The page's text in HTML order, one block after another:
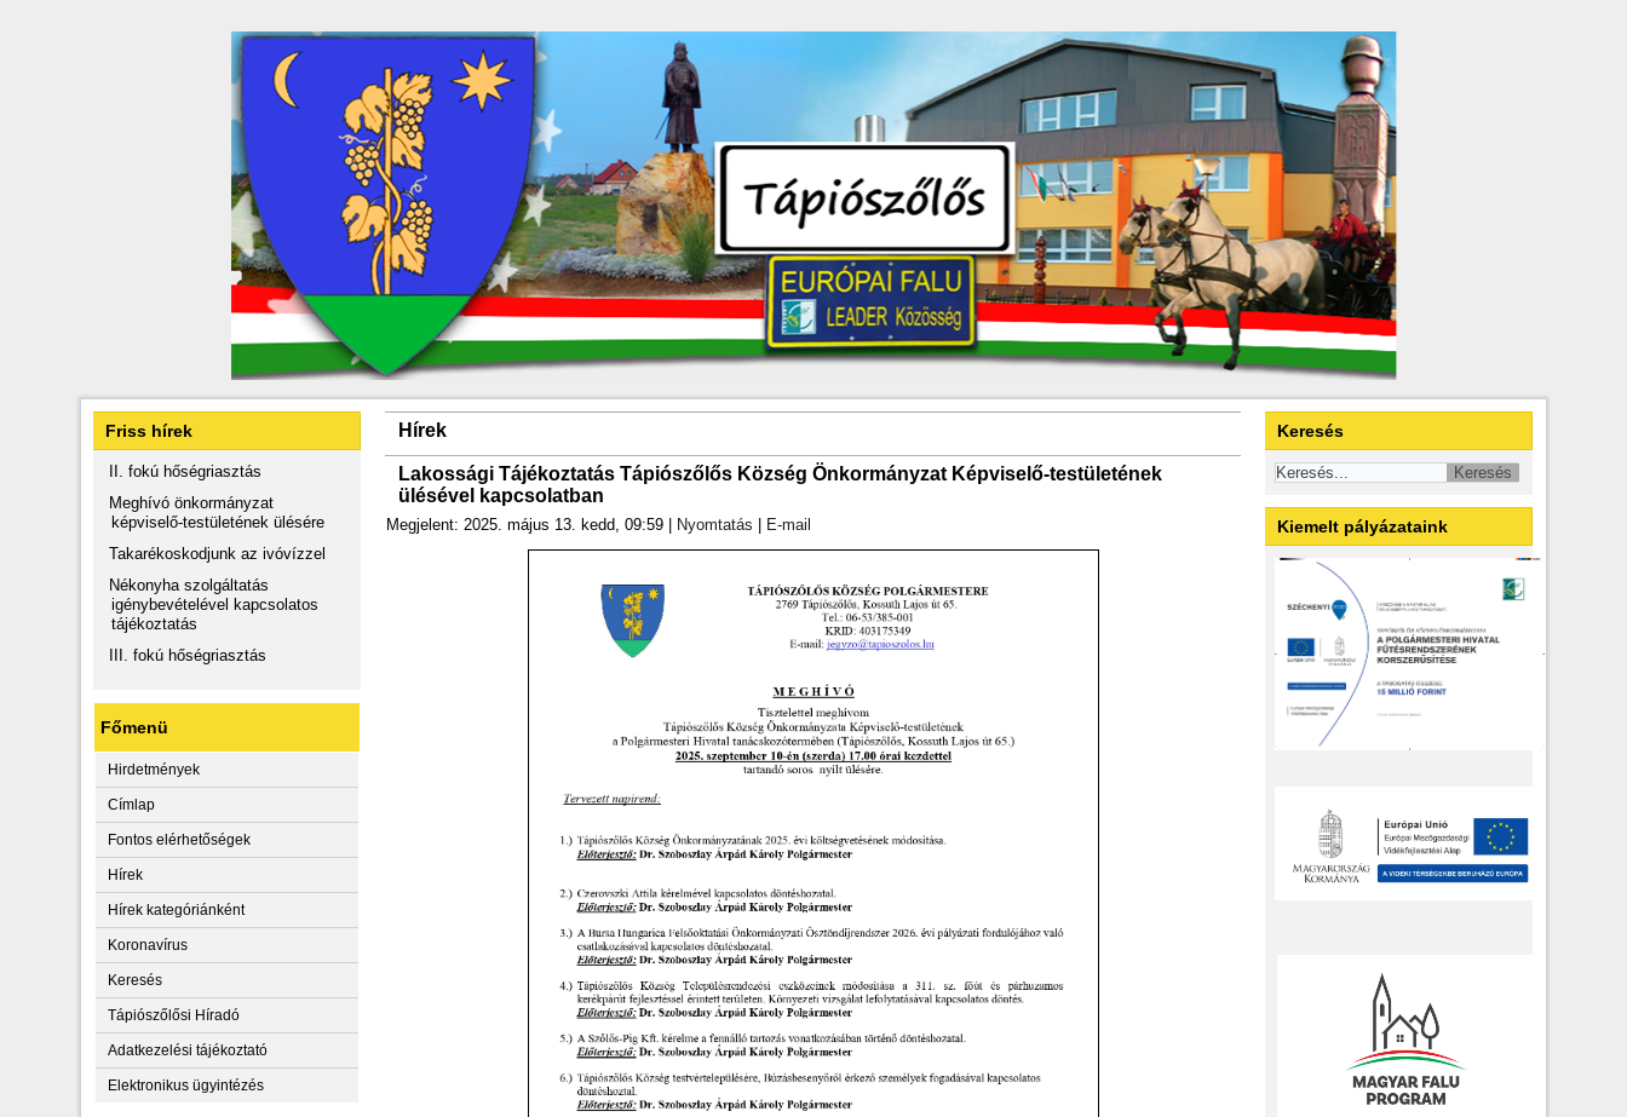
Friss hírek
II. fokú hőségriasztás
Meghívó önkormányzat
képviselő-testületének ülésére
Takarékoskodjunk az ivóvízzel
Nékonyha szolgáltatás
igénybevételével kapcsolatos
tájékoztatás
III. fokú hőségriasztás
Főmenü
Hirdetmények
Címlap
Fontos elérhetőségek
Hírek
Hírek kategóriánként
Koronavírus
Keresés
Tápiószőlősi Híradó
Adatkezelési tájékoztató
Elektronikus ügyintézés
Hírek
Lakossági Tájékoztatás Tápiószőlős Község Önkormányzat Képviselő-testületének
ülésével kapcsolatban
Megjelent: 2025. május 13. kedd, 09:59 Nyomtatás E-mail
Keresés
Kiemelt pályázataink